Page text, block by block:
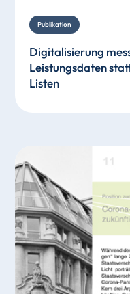
Publikation
Digitalisierung
Leistungsdaten
Listen